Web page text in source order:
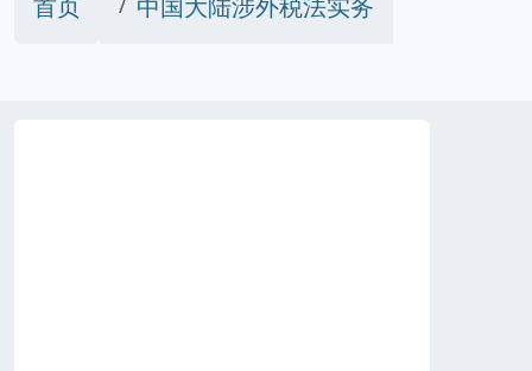
首页 中国大陆涉外税法实务